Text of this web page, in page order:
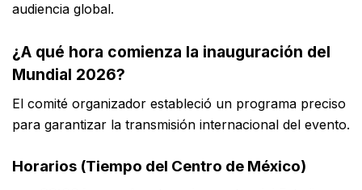
audiencia global.
¿A qué hora comienza la inauguración del
Mundial 2026?
El comité organizador estableció un programa preciso
para garantizar la transmisión internacional del evento.
Horarios (Tiempo del Centro de México)